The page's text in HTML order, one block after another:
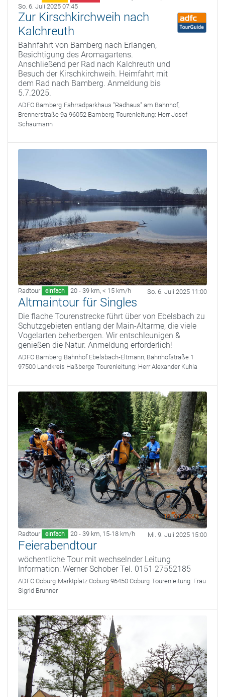
So. 6. Juli 2025 07:45
Zur Kirschkirchweih nach
Kalchreuth
Bahnfahrt von Bamberg nach Erlangen,
Besichtigung des Aromagartens.
Anschließend per Rad nach Kalchreuth und
Besuch der Kirschkirchweih. Heimfahrt mit
dem Rad nach Bamberg. Anmeldung bis
5.7.2025.
ADFC Bamberg Fahrradparkhaus "Radhaus" am Bahnhof,
Brennerstraße 9a 96052 Bamberg Tourenleitung: Herr Josef
Schaumann
Radtour einfach 20 - 39 km, < 15 km/h So. 6. Juli 2025 11:00
Altmaintour für Singles
Die flache Tourenstrecke führt über von Ebelsbach zu
Schutzgebieten entlang der Main-Altarme, die viele
Vogelarten beherbergen. Wir entschleunigen &
genießen die Natur. Anmeldung erforderlich!
ADFC Bamberg Bahnhof Ebelsbach-Eltmann, Bahnhofstraße 1
97500 Landkreis Haßberge Tourenleitung: Herr Alexander Kuhla
Radtour einfach 20 - 39 km, 15-18 km/h Mi. 9. Juli 2025 15:00
Feierabendtour
wöchentliche Tour mit wechselnder Leitung
Information: Werner Schober Tel. 0151 27552185
ADFC Coburg Marktplatz Coburg 96450 Coburg Tourenleitung: Frau
Sigrid Brunner